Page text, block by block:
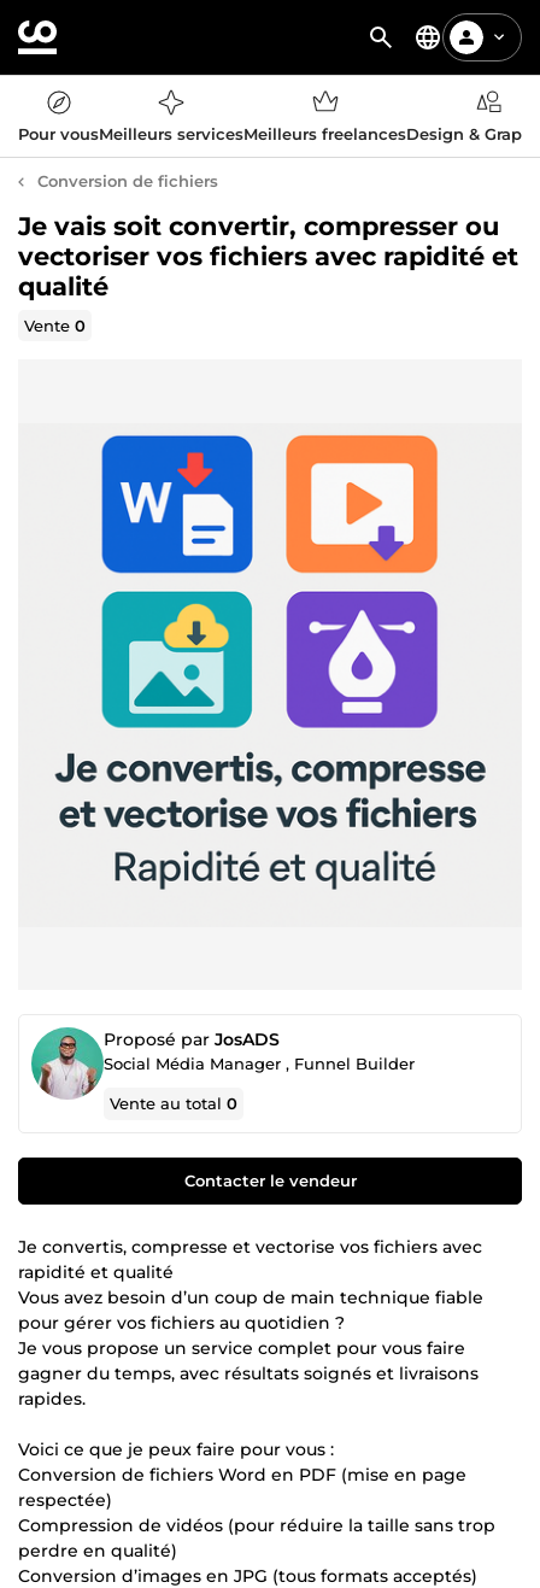
Pour vousMeilleurs servicesMeilleurs freelancesDesign &
Conversion de fichiers
Je vais soit convertir, compresser ou
vectoriser vos fichiers avec rapidité et
qualité
Vente0
Proposé par JosADS
Social Média Manager , Funnel Builder
Vente au total0
Contacter le vendeur
Je convertis, compresse et vectorise vos fichiers avec
rapidité et qualité
Vous avez besoin d’un coup de main technique fiable
pour gérer vos fichiers au quotidien ?
Je vous propose un service complet pour vous faire
gagner du temps, avec résultats soignés et livraisons
rapides.
Voici ce que je peux faire pour vous :
Conversion de fichiers Word en PDF (mise en page
respectée)
Compression de vidéos (pour réduire la taille sans trop
perdre en qualité)
Conversion d’images en JPG (tous formats acceptés)